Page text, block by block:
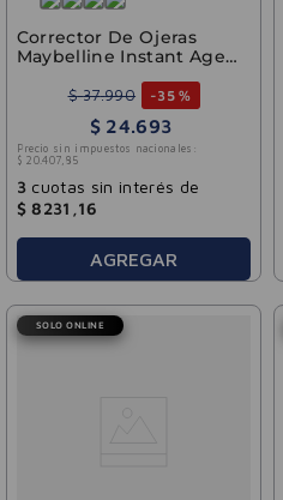
Corrector De Ojeras
Maybelline Instant Age
Neutralizer 6ml
$ 37.990 -35 %
$ 24.693
Precio sin impuestos nacionales:
$ 20 .407 85
3 cuotas sin interés de
$ 8231 16
AGREGAR
SOLO ONLINE